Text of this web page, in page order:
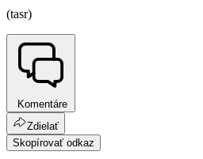
(tasr)
Komentáre
Zdielať
Skopírovať odkaz